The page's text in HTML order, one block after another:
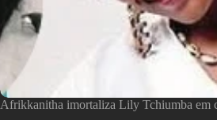
Afrikkanitha imortaliza Lily Tchiumba em